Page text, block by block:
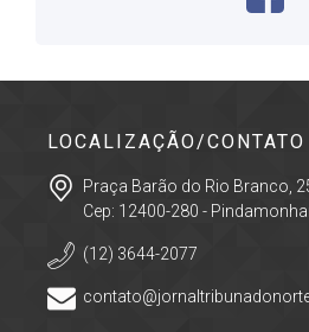
LOCALIZAÇÃO/CONTATO
Praça Barão do Rio Branco,
Cep: 12400-280 -
(12) 3644-2077